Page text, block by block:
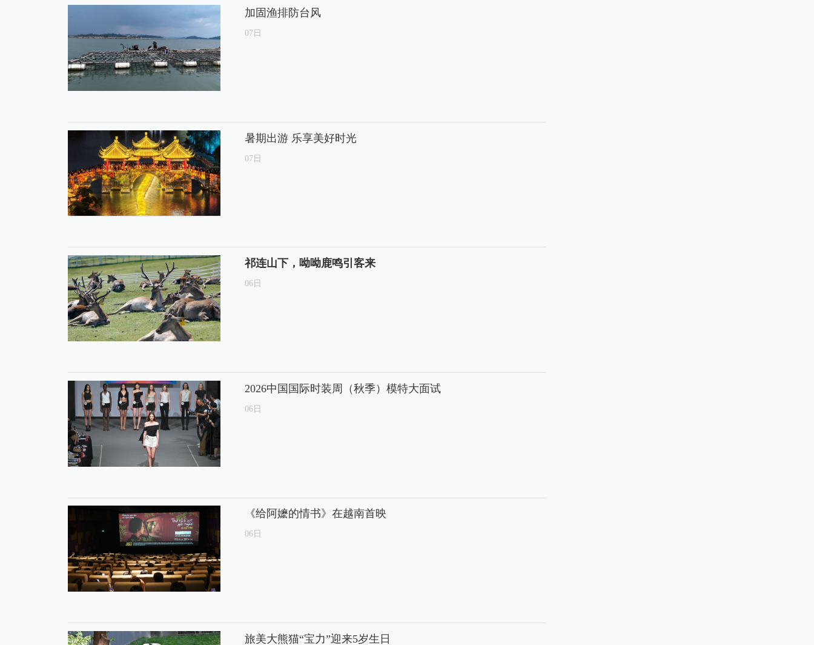
加固渔排防台风
07日
暑期出游 乐享美好时光
07日
祁连山下，呦呦鹿鸣引客来
06日
2026中国国际时装周（秋季）模特大面试
06日
《给阿嬷的情书》在越南首映
06日
旅美大熊猫“宝力”迎来5岁生日